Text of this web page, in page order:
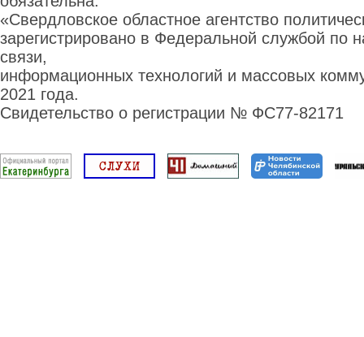
«Свердловское областное агентство
зарегистрировано в Федеральной службой по
связи,
информационных технологий и массовых
2021 года.
Свидетельство о регистрации № ФС77-82171